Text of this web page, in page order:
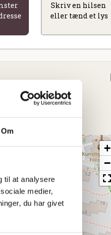
Om
til at analysere
medier,
du har givet
Skriv en hilsen
eller tænd et lys
+
−